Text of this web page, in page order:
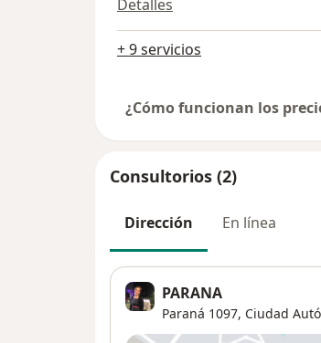
Detalles
+ 9 servicios
¿Cómo funcionan los
Consultorios (2)
Dirección En línea
PARANA
Paraná 1097, Ciudad